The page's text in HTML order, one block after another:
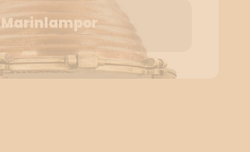
Marinlampor